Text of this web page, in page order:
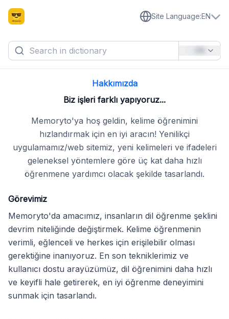
Site Language:EN
Hakkımızda
Biz işleri farklı yapıyoruz...
Memoryto'ya hoş geldin, kelime öğrenimini
hızlandırmak için en iyi aracın! Yenilikçi
uygulamamız/web sitemiz, yeni kelimeleri ve ifadeleri
geleneksel yöntemlere göre üç kat daha hızlı
öğrenmene yardımcı olacak şekilde tasarlandı.
Görevimiz
Memoryto'da amacımız, insanların dil öğrenme şeklini
devrim niteliğinde değiştirmek. Kelime öğrenmenin
verimli, eğlenceli ve herkes için erişilebilir olması
gerektiğine inanıyoruz. En son tekniklerimiz ve
kullanıcı dostu arayüzümüz, dil öğrenimini daha hızlı
ve keyifli hale getirerek, en iyi öğrenme deneyimini
sunmak için tasarlandı.